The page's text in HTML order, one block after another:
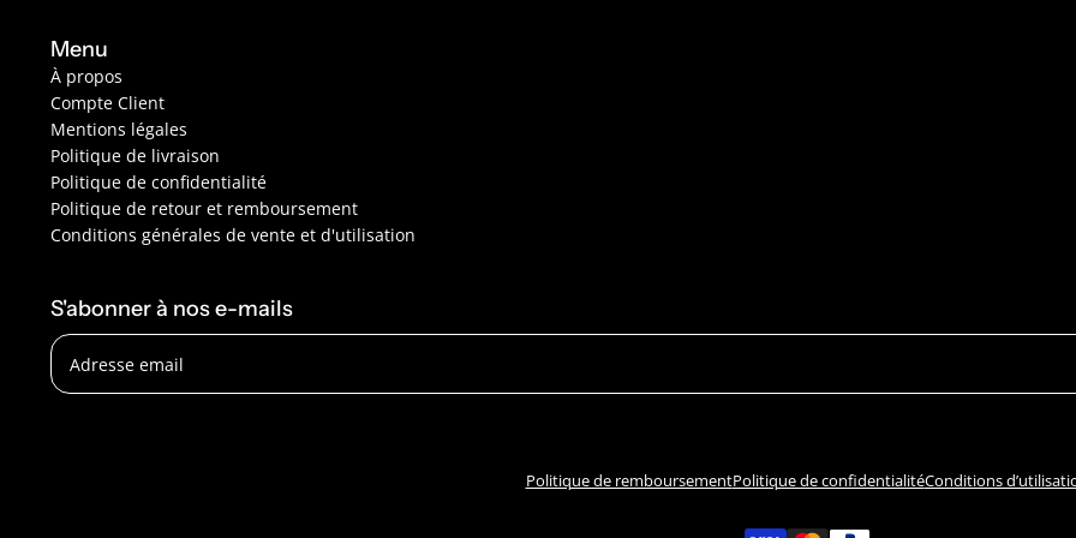
Menu
À propos
Compte Client
Mentions légales
Politique de livraison
Politique de confidentialité
Politique de retour et remboursement
Conditions générales de vente et d'utilisation
S'abonner à nos e-mails
Adresse email
Politique de remboursementPolitique de confidentialitéConditions